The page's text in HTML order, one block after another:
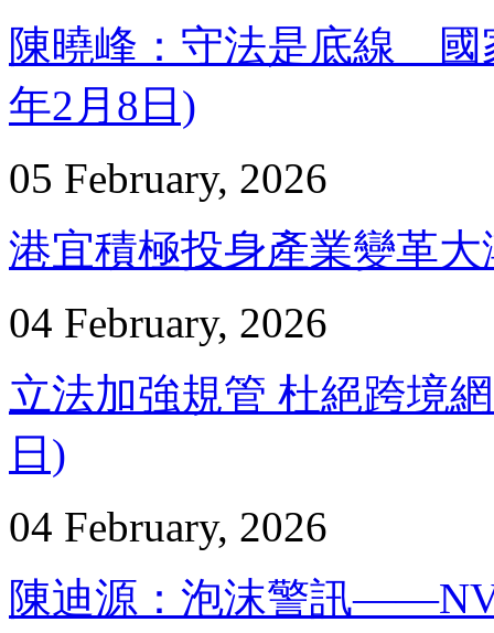
陳曉峰：守法是底線 國
年2月8日)
05 February, 2026
港宜積極投身產業變革
04 February, 2026
立法加強規管 杜絕跨境
日)
04 February, 2026
陳迪源：泡沫警訊